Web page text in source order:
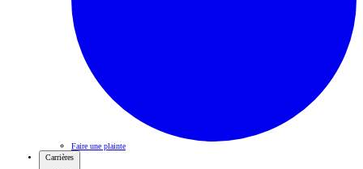
Faire une plainte
Carrières